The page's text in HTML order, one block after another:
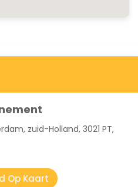
zuid-Holland, 3021 PT,
Op Kaart